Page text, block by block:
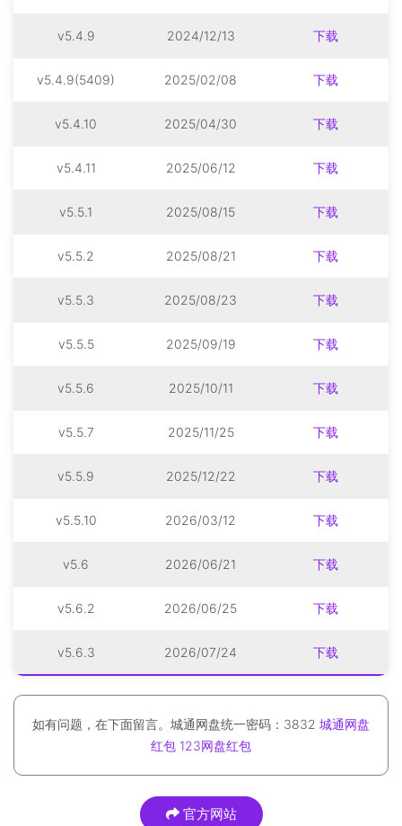
v5.4.9 2024/12/13 下载
v5.4.9(5409) 2025/02/08 下载
v5.4.10 2025/04/30 下载
v5.4.11 2025/06/12 下载
v5.5.1 2025/08/15 下载
v5.5.2 2025/08/21 下载
v5.5.3 2025/08/23 下载
v5.5.5 2025/09/19 下载
v5.5.6 2025/10/11 下载
v5.5.7 2025/11/25 下载
v5.5.9 2025/12/22 下载
v5.5.10 2026/03/12 下载
v5.6 2026/06/21 下载
v5.6.2 2026/06/25 下载
v5.6.3 2026/07/24 下载
如有问题，在下面留言。城通网盘统一密码：3832 城通网盘
红包 123网盘红包
官方网站